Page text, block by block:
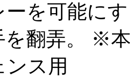
ーを可能に
を翻弄。 ※
ンス用